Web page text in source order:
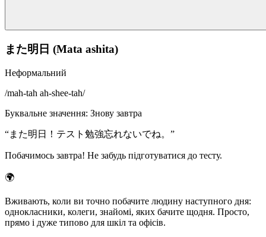
また明日 (Mata ashita)
Неформальний
/mah-tah ah-shee-tah/
Буквальне значення: Знову завтра
“また明日！テスト勉強忘れないでね。 ”
Побачимось завтра! Не забудь підготуватися до тесту.
🌍
Вживають, коли ви точно побачите людину наступного дня:
однокласники, колеги, знайомі, яких бачите щодня. Просто,
прямо і дуже типово для шкіл та офісів.